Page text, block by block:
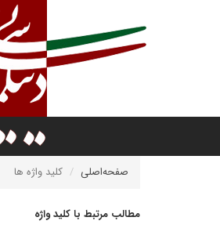
صفحه‌اصلی کلید واژه ها
مطالب مرتبط با کلید واژه